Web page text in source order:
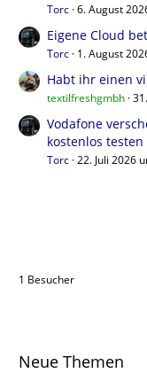
Torc 6. August
Eigene Cloud
Torc 1. August
Habt ihr einen
textilfreshgmbh
Vodafone
kostenlos testen
Torc 22. Juli 2026
1 Besucher
Neue Themen